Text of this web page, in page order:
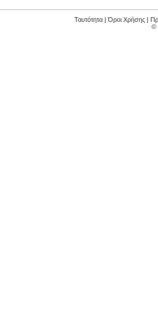
Ταυτότητα |Όροι Χρήσης |
©